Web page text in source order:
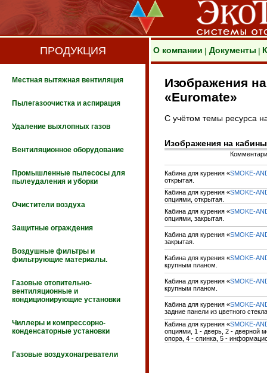
ПРОДУКЦИЯ
Местная вытяжная вентиляция
Пылегазоочистка и аспирация
Удаление выхлопных газов
Вентиляционное оборудование
Промышленные пылесосы для
пылеудаления и уборки
Очистители воздуха
Защитные ограждения
Воздушные фильтры и
фильтрующие материалы.
Газовые отопительно-
вентиляционные и
кондиционирующие установки
Чиллеры и компрессорно-
конденсаторные установки
Газовые воздухонагреватели
О компании | Документы |
Изображения
«Euromate»
С учётом темы ресурса
Изображения на
Кабина для курения «SMOKE-
открытая.
Кабина для курения «SMOKE-
опциями, открытая.
Кабина для курения «SMOKE-
опциями, закрытая.
Кабина для курения «SMOKE-
закрытая.
Кабина для курения «SMOKE-
крупным планом.
Кабина для курения «SMOKE-
крупным планом.
Кабина для курения «SMOKE-
задние панели из цветного
Кабина для курения «SMOKE-
опциями, 1 - дверь, 2 - дверной
опора, 4 - спинка, 5 -